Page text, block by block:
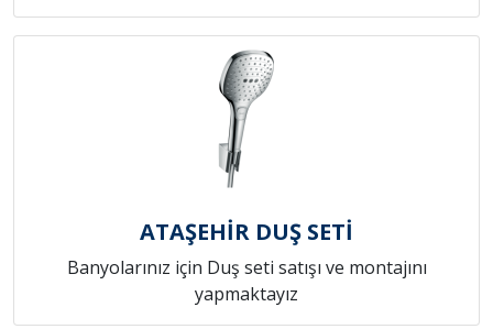
ATAŞEHİR DUŞ SETİ
Banyolarınız için Duş seti satışı ve montajını
yapmaktayız